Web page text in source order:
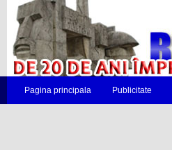
Pagina principala Publicitate